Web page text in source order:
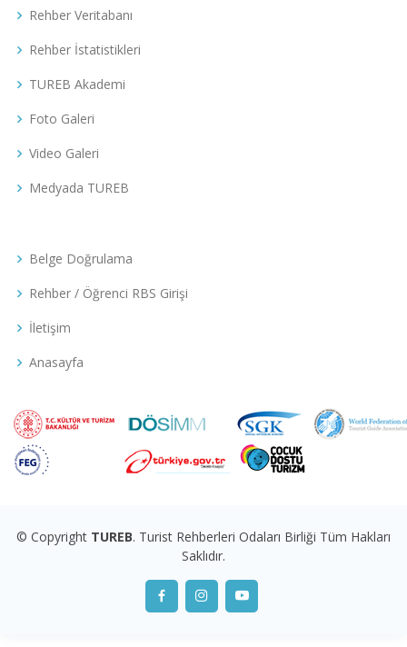
Rehber Veritabanı
Rehber İstatistikleri
TUREB Akademi
Foto Galeri
Video Galeri
Medyada TUREB
Belge Doğrulama
Rehber / Öğrenci RBS Girişi
İletişim
Anasayfa
© Copyright TUREB. Turist Rehberleri Odaları Birliği Tüm Hakları
Saklıdır.